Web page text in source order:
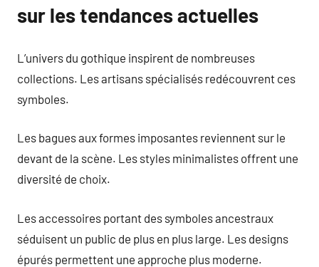
sur les tendances actuelles
L’univers du gothique inspirent de nombreuses
collections. Les artisans spécialisés redécouvrent ces
symboles.
Les bagues aux formes imposantes reviennent sur le
devant de la scène. Les styles minimalistes offrent une
diversité de choix.
Les accessoires portant des symboles ancestraux
séduisent un public de plus en plus large. Les designs
épurés permettent une approche plus moderne.